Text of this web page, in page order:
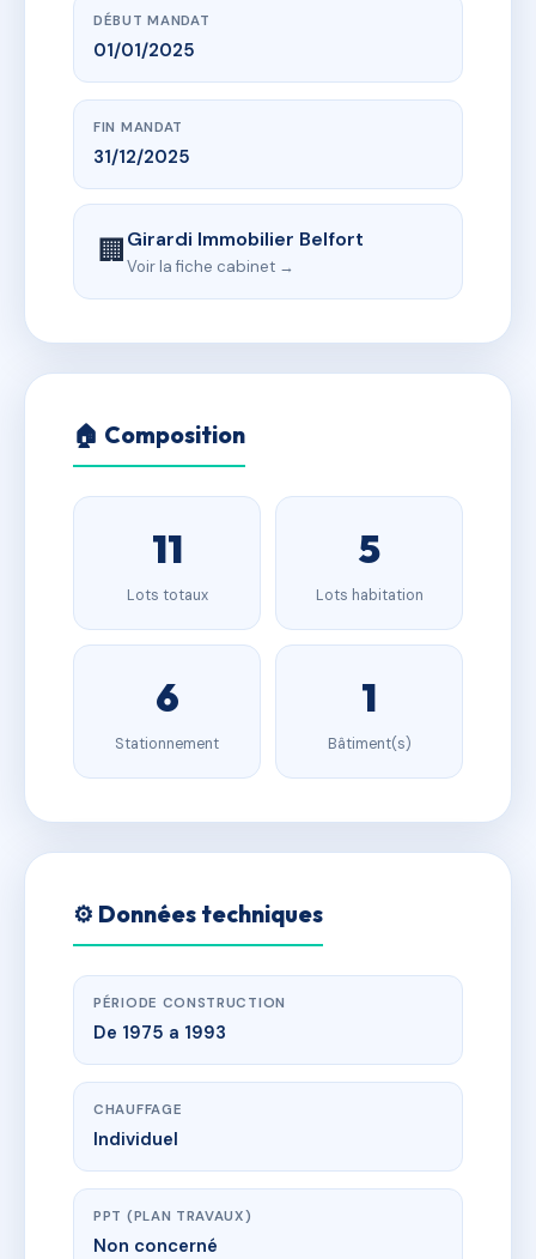
DÉBUT MANDAT
01/01/2025
FIN MANDAT
31/12/2025
🏢Girardi Immobilier Belfort
Voir la fiche cabinet →
🏠 Composition
11
Lots totaux
5
Lots habitation
6
Stationnement
1
Bâtiment(s)
⚙️ Données techniques
PÉRIODE CONSTRUCTION
De 1975 a 1993
CHAUFFAGE
Individuel
PPT (PLAN TRAVAUX)
Non concerné